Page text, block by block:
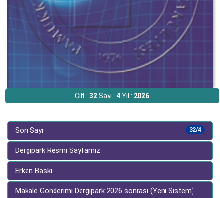
Cilt :32Sayı :4Yıl : 2026
32/4
Son Sayı
Dergipark Resmi Sayfamız
Erken Baskı
Makale Gönderimi Dergipark 2026 sonrası (Yeni Sistem)